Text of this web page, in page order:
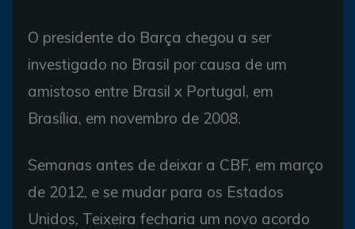
O presidente do Barça chegou a ser
investigado no Brasil por causa de um
amistoso entre Brasil x Portugal, em
Brasília, em novembro de 2008.
Semanas antes de deixar a CBF, em março
de 2012, e se mudar para os Estados
Unidos, Teixeira fecharia um novo acordo